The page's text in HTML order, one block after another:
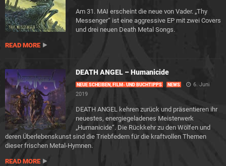
Am 31. MAI erscheint die neue von Vader. „Thy
Messenger“ ist eine aggressive EP mit zwei Covers
und drei neuen Death Metal Songs.
READ MORE
DEATH ANGEL – Humanicide
NEUE SCHEIBEN, FILM- UND BUCHTIPPS NEWS
6. Juni
2019
DEATH ANGEL kehren zurück und präsentieren ihr
neuestes, energiegeladenes Meisterwerk
„Humanicide“. Die Rückkehr zu den Wölfen und
deren Überlebenskunst sind die Triebfedern für die kraftvollen Themen
dieser frischen Metal-Hymnen.
READ MORE